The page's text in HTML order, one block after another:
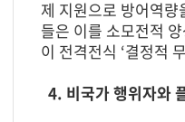
제 지원으로 방어역
들은 이를 소모전적
이 전격전식 ‘결정적
4. 비국가 행위자와